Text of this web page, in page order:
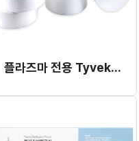
플라즈마 전용 Tyvek 롤 파우치 30cm x 100m